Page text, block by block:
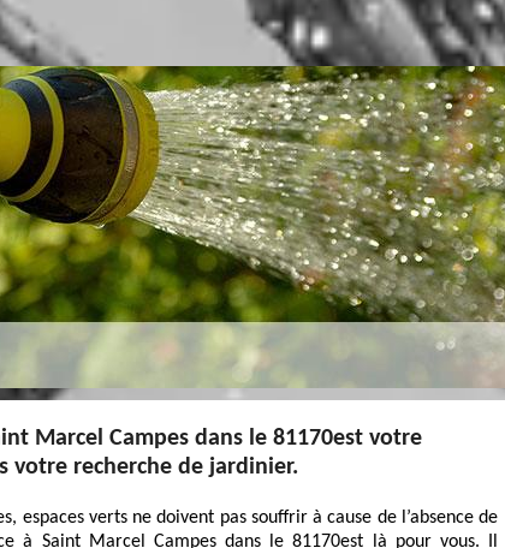
Marcel Campes dans le 81170est votre
votre recherche de jardinier.
espaces verts ne doivent pas souffrir à cause de l’absence de
à Saint Marcel Campes dans le 81170est là pour vous. Il